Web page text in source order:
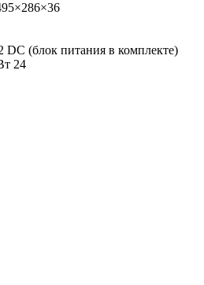
DC (блок питания в комплекте)
24